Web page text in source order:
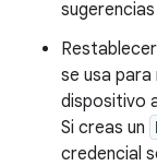
se usa
dispositivo
Si creas un
credencial